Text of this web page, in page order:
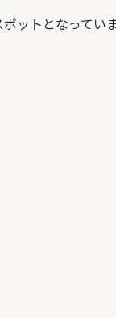
ットとなってい